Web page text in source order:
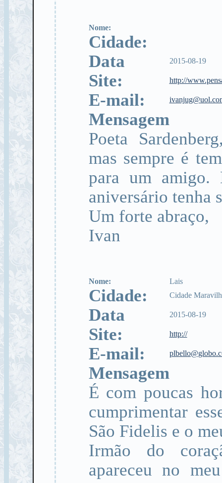
Nome:
Cidade:
Data
2015-08-19
Site: http://
E-mail:
Mensagem
Poeta
mas sempre é
para um amigo.
aniversário tenha
Um forte abraço,
Ivan
Nome: Lais
Cidade: Cidade
Data 2015-08-19
Site: http://
E-mail:
Mensagem
É com poucas
cumprimentar
São Fidelis e o
Irmão do
apareceu no